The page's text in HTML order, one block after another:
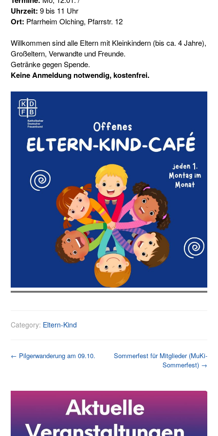
Uhrzeit:9 bis 11 Uhr
Ort: Pfarrheim Olching, Pfarrstr. 12
Willkommen sind alle Eltern mit Kleinkindern (bis ca. 4 Jahre),
Großeltern, Verwandte und Freunde.
Getränke gegen Spende.
Keine Anmeldung notwendig, kostenfrei.
Category: Eltern-Kind
Post
navigation
← Pilgerwanderung am 09.10.
Sommerfest für Mitglieder (MuKi-
Sommerfest) →